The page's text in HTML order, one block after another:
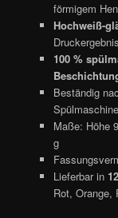
förmigem
Hochweiß-
100 %
Beständig
Maße: Höhe
g
Lieferbar in
Rot, Orange,